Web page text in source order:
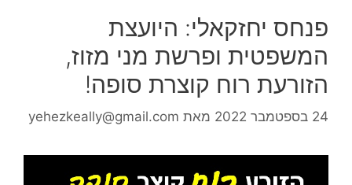
פנחס יחזקאלי: היועצת
המשפטית ופרשת מני מזוז,
הזורעת רוח קוצרת סופה!
24 בספטמבר 2022 מאת yehezkeally@gmail.com